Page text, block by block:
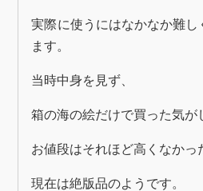
実際に使うにはなかなか難
ます。
当時中身を見ず、
箱の海の絵だけで買った気が
お値段はそれほど高くなかっ
現在は絶版品のようです。